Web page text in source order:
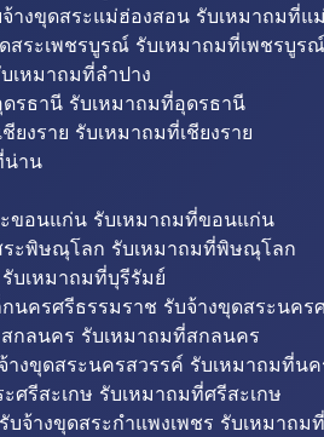
างขุดสระแม่ฮ่องสอน รับเหมาถมที่แ
สระเพชรบูรณ์ รับเหมาถมที่เพชรบูรณ์
เหมาถมที่ลำปาง
รธานี รับเหมาถมที่อุดรธานี
ยงราย รับเหมาถมที่เชียงราย
น่าน
ขอนแก่น รับเหมาถมที่ขอนแก่น
ะพิษณุโลก รับเหมาถมที่พิษณุโลก
บเหมาถมที่บุรีรัมย์
ครศรีธรรมราช รับจ้างขุดสระนค
กลนคร รับเหมาถมที่สกลนคร
งขุดสระนครสวรรค์ รับเหมาถมที่น
ศรีสะเกษ รับเหมาถมที่ศรีสะเกษ
จ้างขุดสระกำแพงเพชร รับเหมาถม